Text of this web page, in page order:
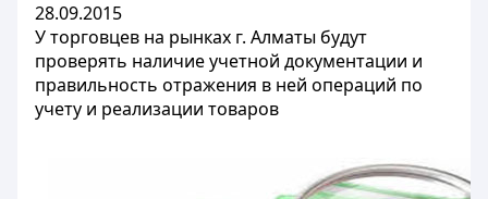
28.09.2015
У торговцев на рынках г. Алматы будут
проверять наличие учетной документации и
правильность отражения в ней операций по
учету и реализации товаров